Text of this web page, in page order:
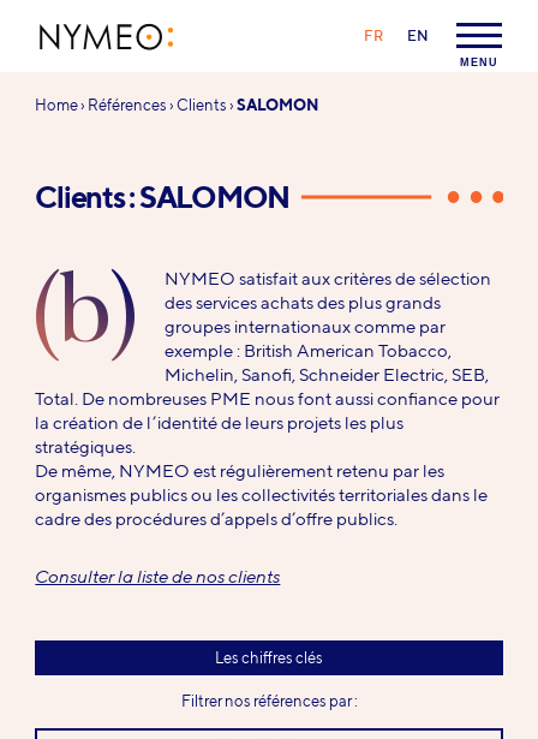
MENU
LANGAGE :
FR EN
Vous
Home› Références›Clients›SALOMON
Clients : SALOMON
(b)
NYMEO satisfait aux critères de sélection
des services achats des plus grands
groupes internationaux comme par
exemple : British American Tobacco,
Michelin, Sanofi, Schneider Electric, SEB,
Total. De nombreuses PME nous font aussi confiance pour
la création de l’identité de leurs projets les plus
stratégiques.
De même, NYMEO est régulièrement retenu par les
organismes publics ou les collectivités territoriales dans le
cadre des procédures d’appels d’offre publics.
Consulter la liste de nos clients
Les chiffres clés
Filtrer nos références par :